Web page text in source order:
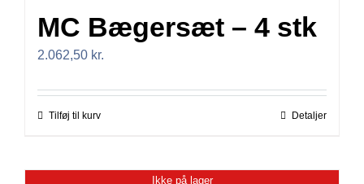
MC Bægersæt – 4 stk
2.062,50 kr.
Tilføj til kurv Detaljer
Ikke på lager